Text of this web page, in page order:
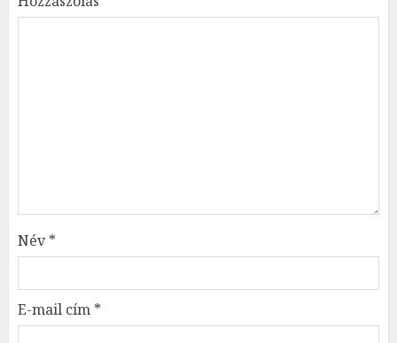
Név*
E-mail cím *